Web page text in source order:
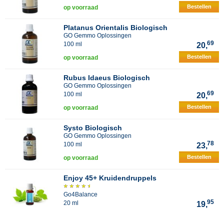
op voorraad Bestellen
Platanus Orientalis Biologisch
GO Gemmo Oplossingen
100 ml
20,69
op voorraad Bestellen
Rubus Idaeus Biologisch
GO Gemmo Oplossingen
100 ml
20,69
op voorraad Bestellen
Systo Biologisch
GO Gemmo Oplossingen
100 ml
23,78
op voorraad Bestellen
Enjoy 45+ Kruidendruppels
Go4Balance
20 ml
19,95